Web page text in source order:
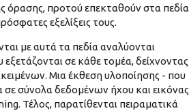
όρασης, προτού επεκταθούν στα πεδία
εξελίξεις τους.
με αυτά τα πεδία αναλύονται
σε κάθε τομέα, δείχνοντας
Μια έκθεση υλοποίησης - που
σύνολα δεδομένων ήχου και εικόνας
Τέλος, παρατίθενται πειραματικά